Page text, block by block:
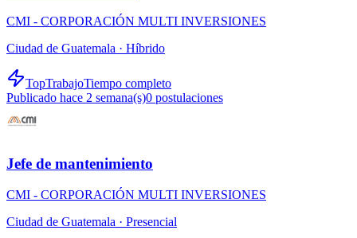
CMI - CORPORACIÓN MULTI INVERSIONES
Ciudad de Guatemala · Híbrido
TopTrabajoTiempo completo
Publicado hace 2 semana(s)0 postulaciones
Jefe de mantenimiento
CMI - CORPORACIÓN MULTI INVERSIONES
Ciudad de Guatemala · Presencial